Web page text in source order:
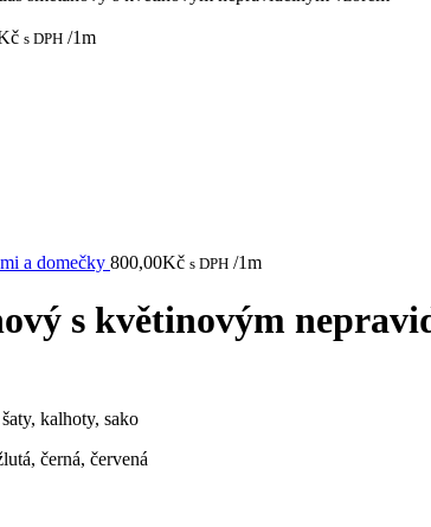
s DPH /1m
a domečky 800,00Kč s DPH /1m
s květinovým
kalhoty, sako
černá, červená